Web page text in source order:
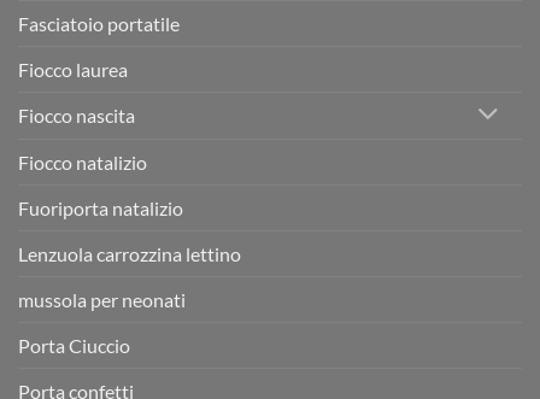
Fasciatoio portatile
Fiocco laurea
Fiocco nascita
Fiocco natalizio
Fuoriporta natalizio
Lenzuola carrozzina lettino
mussola per neonati
Porta Ciuccio
Porta confetti